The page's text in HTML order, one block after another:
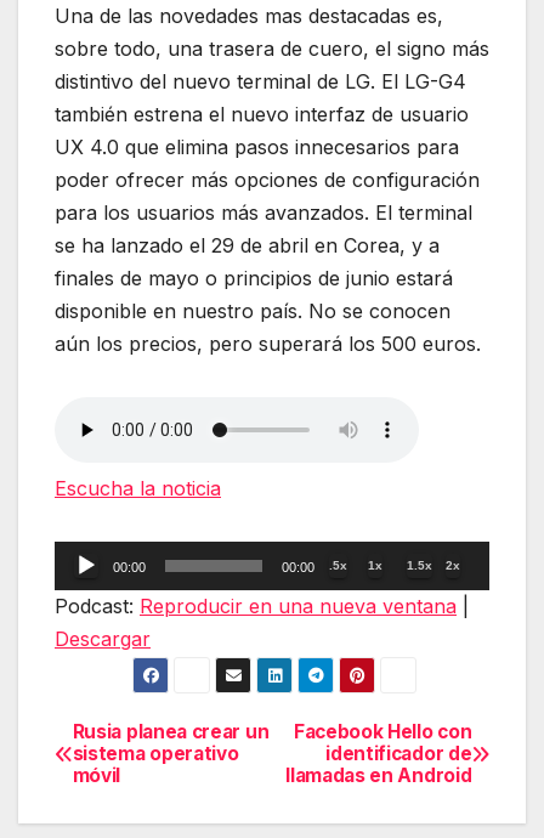
Una de las novedades mas destacadas es,
sobre todo, una trasera de cuero, el signo más
distintivo del nuevo terminal de LG. El LG-G4
también estrena el nuevo interfaz de usuario
UX 4.0 que elimina pasos innecesarios para
poder ofrecer más opciones de configuración
para los usuarios más avanzados. El terminal
se ha lanzado el 29 de abril en Corea, y a
finales de mayo o principios de junio estará
disponible en nuestro país. No se conocen
aún los precios, pero superará los 500 euros.
Escucha la noticia
Reproductor
de
00:00 00:00 .5x 1x 1.5x 2x
Podcast: Reproducir en una nueva ventana
Descargar
Navegación
de
Facebook Hello con
identificador de
llamadas en Android
Rusia planea crear un
sistema operativo
móvil